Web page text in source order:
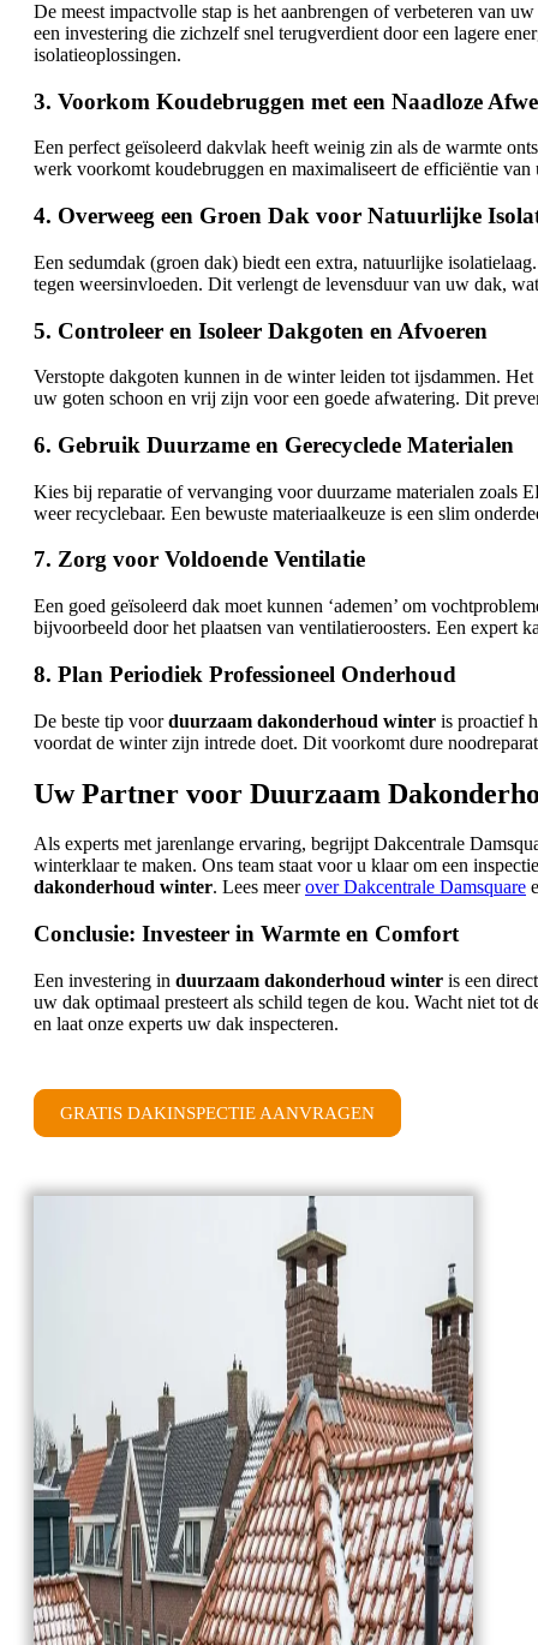
De meest impactvolle stap is het aanbrengen of verbeteren van
een investering die zichzelf snel terugverdient door een lagere
isolatieoplossingen.
3. Voorkom Koudebruggen met een Naadloze
Een perfect geïsoleerd dakvlak heeft weinig zin als de warmte
werk voorkomt koudebruggen en maximaliseert de efficiëntie
4. Overweeg een Groen Dak voor Natuurlijke
Een sedumdak (groen dak) biedt een extra, natuurlijke
tegen weersinvloeden. Dit verlengt de levensduur van uw dak,
5. Controleer en Isoleer Dakgoten en Afvoeren
Verstopte dakgoten kunnen in de winter leiden tot ijsdammen.
uw goten schoon en vrij zijn voor een goede afwatering. Dit
6. Gebruik Duurzame en Gerecyclede Materialen
Kies bij reparatie of vervanging voor duurzame materialen zoals
weer recyclebaar. Een bewuste materiaalkeuze is een slim
7. Zorg voor Voldoende Ventilatie
Een goed geïsoleerd dak moet kunnen ‘ademen’ om
bijvoorbeeld door het plaatsen van ventilatieroosters. Een expert
8. Plan Periodiek Professioneel Onderhoud
De beste tip voorduurzaam dakonderhoud winter is proactief
voordat de winter zijn intrede doet. Dit voorkomt dure
Uw Partner voor Duurzaam
Als experts met jarenlange ervaring, begrijpt Dakcentrale
winterklaar te maken. Ons team staat voor u klaar om een
dakonderhoud winter. Lees meerover Dakcentrale Damsquare
Conclusie: Investeer in Warmte en Comfort
Een investering in duurzaam dakonderhoud winter is een
uw dak optimaal presteert als schild tegen de kou. Wacht niet tot
en laat onze experts uw dak inspecteren.
GRATIS DAKINSPECTIE AANVRAGEN